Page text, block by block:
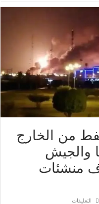
من الخارج
والجيش
منشئات
التعليقات